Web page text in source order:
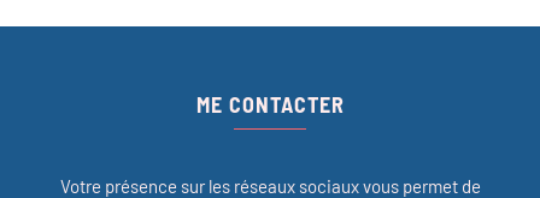
ME CONTACTER
Votre présence sur les réseaux sociaux vous permet de